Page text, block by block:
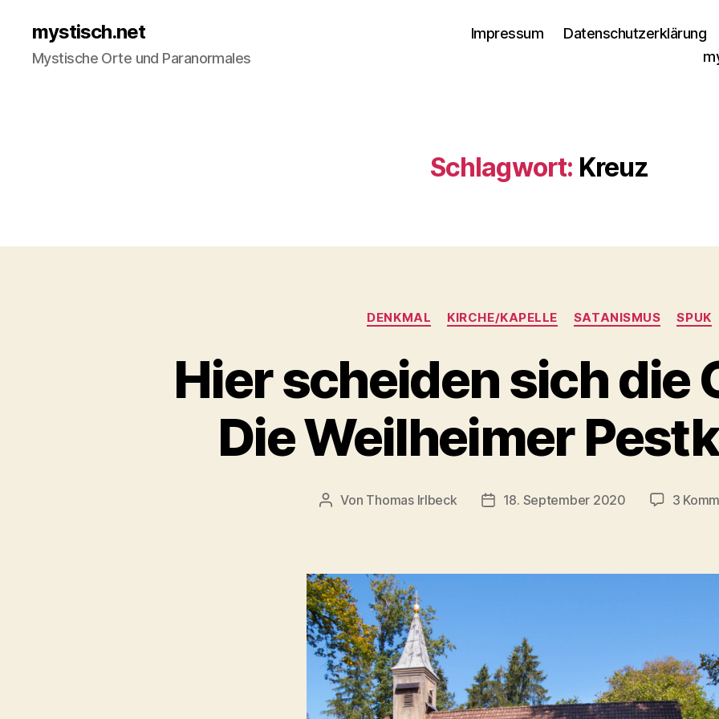
mystisch.net
Mystische Orte und Paranormales
Impressum Datenschutzerklärung
Schlagwort: Kreuz
Kategorien
DENKMAL KIRCHE/KAPELLE SATANISMUS SPUK
Hier scheiden sich die
Die Weilheimer
Beitragsautor
Von Thomas Irlbeck Veröffentlichungsdatum
18. September 2020 3